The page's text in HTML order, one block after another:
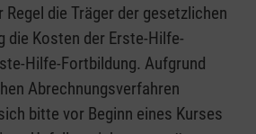
Regel die Träger der gesetzlichen
die Kosten der Erste-Hilfe-
Hilfe-Fortbildung. Aufgrund
Abrechnungsverfahren
bitte vor Beginn eines Kurses